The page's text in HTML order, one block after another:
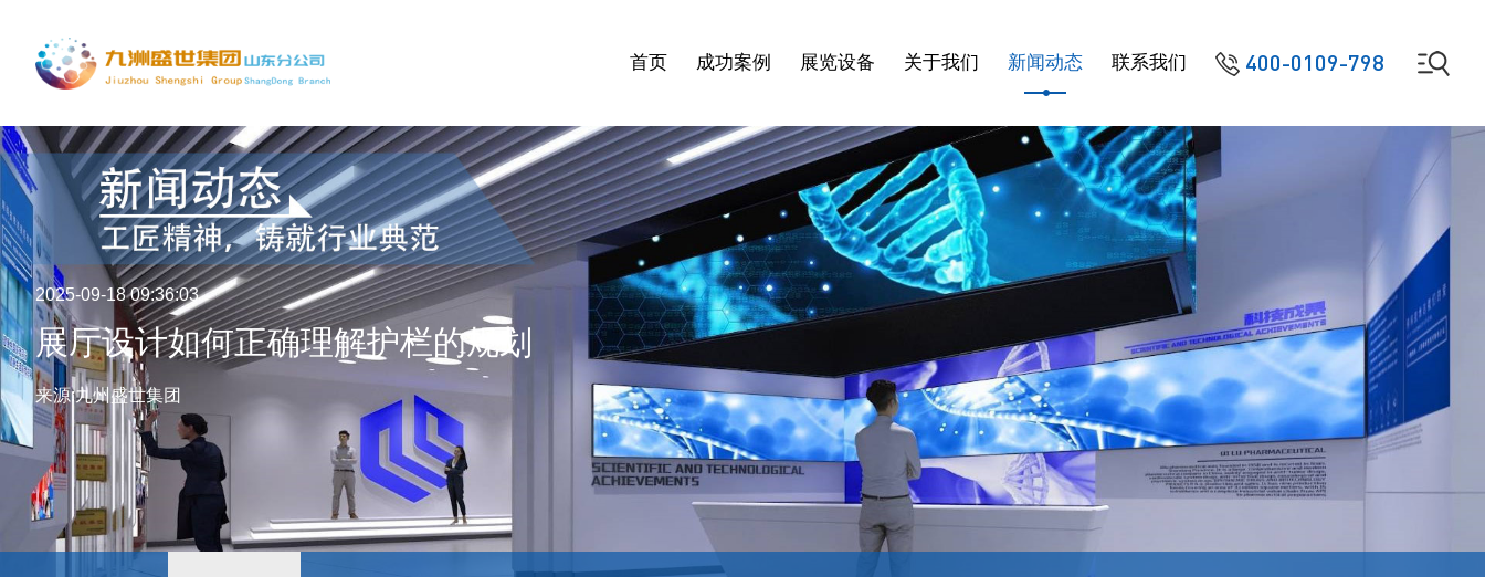
首页 成功案例 展览设备 关于我们 新闻动态 联系我们 400-0109-798
2025-09-18 09:36:03
展厅设计如何正确理解护栏的规划
来源:九州盛世集团